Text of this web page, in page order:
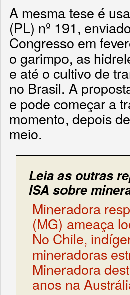
A mesma tese é
(PL) nº 191,
Congresso em
o garimpo, as
e até o cultivo de
no Brasil. A
e pode começar a
momento, depois
meio.
Leia as outras
ISA sobre
Mineradora
(MG) ameaça
No Chile,
mineradoras
Mineradora
anos na